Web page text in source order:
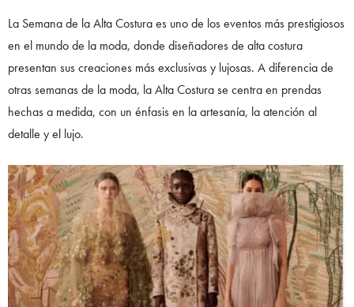
La Semana de la Alta Costura es uno de los eventos más prestigiosos
en el mundo de la moda, donde diseñadores de alta costura
presentan sus creaciones más exclusivas y lujosas. A diferencia de
otras semanas de la moda, la Alta Costura se centra en prendas
hechas a medida, con un énfasis en la artesanía, la atención al
detalle y el lujo.